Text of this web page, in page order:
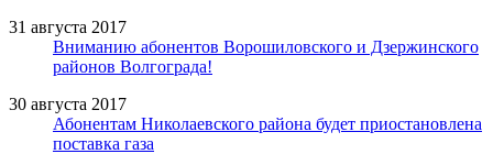
31 августа 2017
Вниманию абонентов Ворошиловского и Дзержинского
районов Волгограда!
30 августа 2017
Абонентам Николаевского района будет приостановлена
поставка газа